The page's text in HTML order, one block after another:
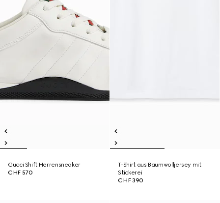
Gucci Shift Herrensneaker
CHF 570
T-Shirt aus Baumwolljersey mit
Stickerei
CHF 390